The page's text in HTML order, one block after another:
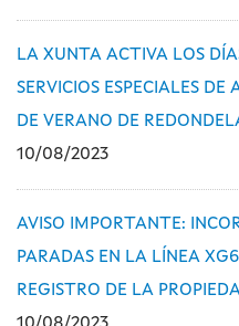
LA XUNTA ACTIVA LOS
SERVICIOS ESPECIALES
DE VERANO DE
10/08/2023
AVISO IMPORTANTE:
PARADAS EN LA LÍNEA
REGISTRO DE LA